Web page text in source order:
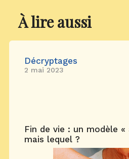
À lire aussi
Décryptages
2 mai 2023
Fin de vie : un modèle «
mais lequel ?